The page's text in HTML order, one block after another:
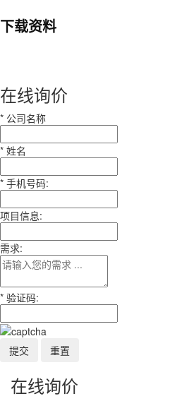
下载资料
在线询价
* 公司名称
* 姓名
* 手机号码:
项目信息:
需求:
* 验证码:
在线询价